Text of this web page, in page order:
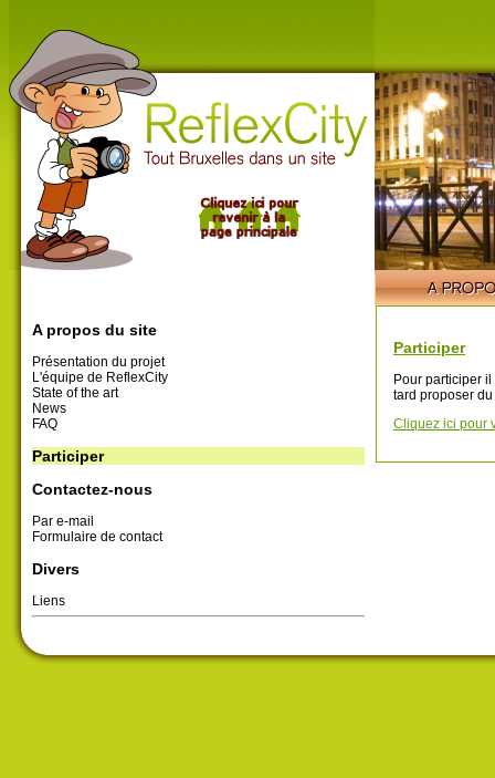
A propos du site
Présentation du projet
L'équipe de ReflexCity
State of the art
News
FAQ
Participer
Contactez-nous
Par e-mail
Formulaire de contact
Divers
Liens
Participer
Pour participer
tard proposer
Cliquez ici pour